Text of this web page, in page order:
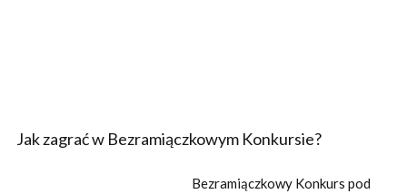
Jak zagrać w Bezramiączkowym Konkursie?
Bezramiączkowy Konkurs pod